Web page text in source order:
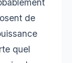
de
quel